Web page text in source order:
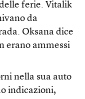
ferie. Vitalik
da
Oksana dice
erano ammessi
nella sua auto
indicazioni,